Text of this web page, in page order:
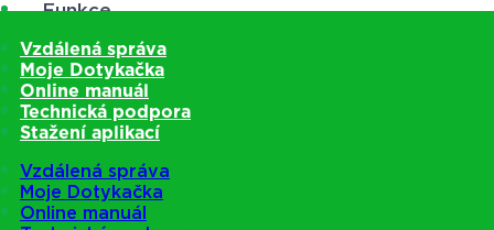
Funkce
Ceník
Kariéra
Schůzka
EET 2.0
Vzdálená správa
Moje Dotykačka
Online manuál
Technická podpora
Stažení aplikací
Vzdálená správa
Moje Dotykačka
Online manuál